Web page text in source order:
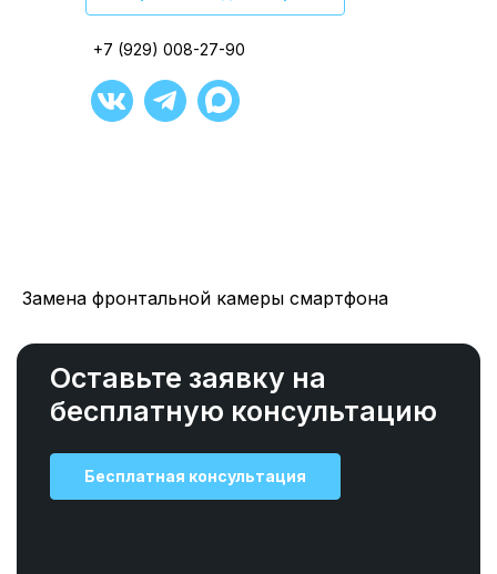
+7 (929) 008-27-90
+7 (929) 008-27-90
+7 (929) 008-27-90
+7 (929) 008-27-90
+7 (929) 008-27-90
Замена фронтальной камеры смартфона
Оставьте заявку на
бесплатную консультацию
Бесплатная консультация